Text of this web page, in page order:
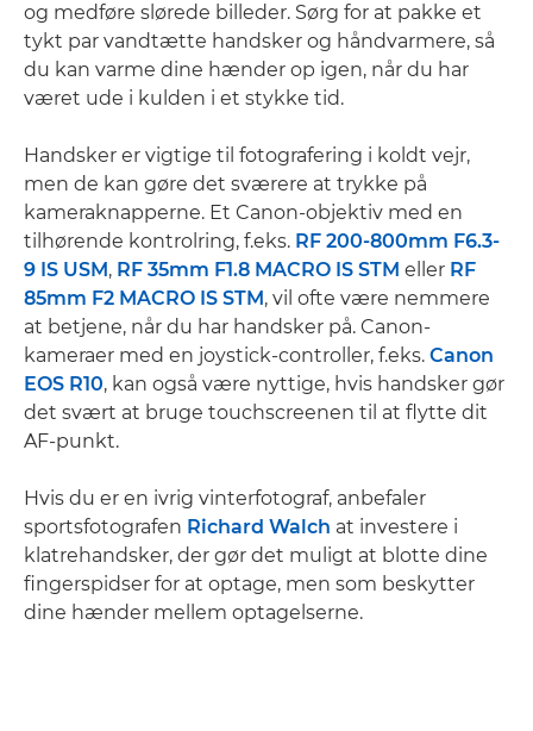
og medføre slørede billeder. Sørg for at pakke et
tykt par vandtætte handsker og håndvarmere, så
du kan varme dine hænder op igen, når du har
været ude i kulden i et stykke tid.
Handsker er vigtige til fotografering i koldt vejr,
men de kan gøre det sværere at trykke på
kameraknapperne. Et Canon-objektiv med en
tilhørende kontrolring, f.eks. RF 200-800mm F6.3-
9 IS USM, RF 35mm F1.8 MACRO IS STM eller RF
85mm F2 MACRO IS STM, vil ofte være nemmere
at betjene, når du har handsker på. Canon-
kameraer med en joystick-controller, f.eks. Canon
EOS R10, kan også være nyttige, hvis handsker gør
det svært at bruge touchscreenen til at flytte dit
AF-punkt.
Hvis du er en ivrig vinterfotograf, anbefaler
sportsfotografen Richard Walch at investere i
klatrehandsker, der gør det muligt at blotte dine
fingerspidser for at optage, men som beskytter
dine hænder mellem optagelserne.